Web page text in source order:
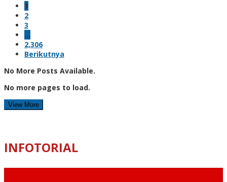
1
2
3
…
2,306
Berikutnya
No More Posts Available.
No more pages to load.
View More
INFOTORIAL